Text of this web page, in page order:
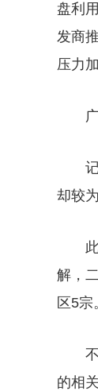
盘利
发商
压力
却较
解，
区5宗
的相